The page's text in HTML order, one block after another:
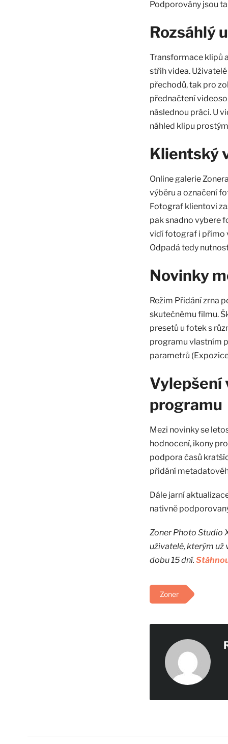
Podporovány jsou
Rozsáhlý
Transformace klipů
střih videa.
přechodů, tak pro
přednačtení
následnou práci. U
náhled klipu
Klientský
Online galerie
výběru a označení
Fotograf klientovi
pak snadno vybere
vidí fotograf i přímo
Odpadá tedy
Novinky
Režim Přidání zrna
skutečnému filmu.
presetů u fotek s
programu vlastním
parametrů
Vylepšení
programu
Mezi novinky se
hodnocení, ikony
podpora časů
přidání
Dále jarní
nativně
Zoner Photo Studio
uživatelé, kterým už
dobu 15 dní.
Zoner